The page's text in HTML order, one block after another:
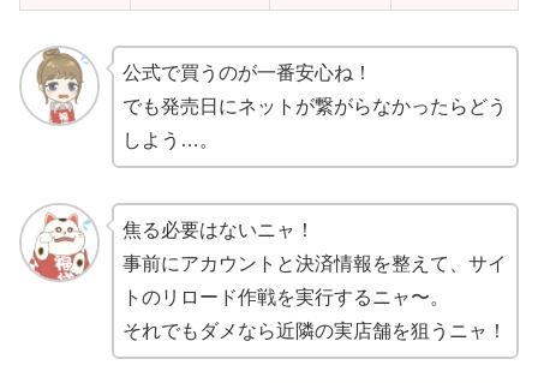
公式で買うのが一番安心ね！
でも発売日にネットが繋がらなかったらどう
しよう…。
焦る必要はないニャ！
事前にアカウントと決済情報を整えて、サイ
トのリロード作戦を実行するニャ〜。
それでもダメなら近隣の実店舗を狙うニャ！